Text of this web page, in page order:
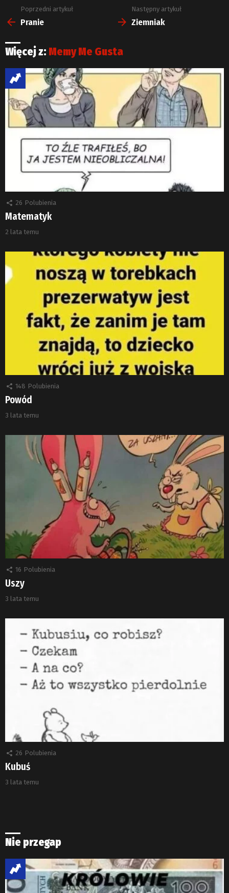
Zobacz
więcej
Poprzedni artykuł
Pranie
Następny artykuł
Ziemniak
Więcej z: Memy Me Gusta
26 Polubienia
Matematyk
2 lata temu
148 Polubienia
Powód
3 lata temu
16 Polubienia
Uszy
3 lata temu
26 Polubienia
Kubuś
3 lata temu
Nie przegap